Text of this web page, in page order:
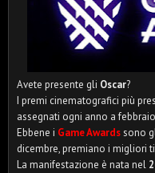
Avete presente gli Oscar?
I premi cinematografici più
assegnati ogni anno a
Ebbene i Game Awardssono
dicembre, premiano i migliori
La manifestazione è nata nel